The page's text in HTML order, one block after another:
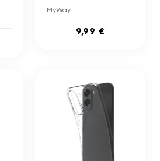
MyWay
9,99 €